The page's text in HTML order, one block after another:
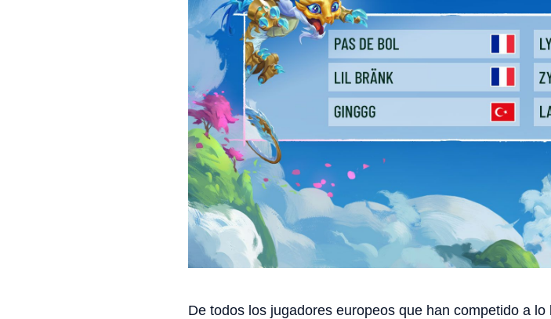
De todos los jugadores europeos que han competido a